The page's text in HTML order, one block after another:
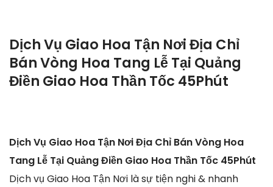
Dịch Vụ Giao Hoa Tận Nơi Địa Chỉ
Bán Vòng Hoa Tang Lễ Tại Quảng
Điền Giao Hoa Thần Tốc 45Phút
Dịch Vụ Giao Hoa Tận Nơi Địa Chỉ Bán Vòng Hoa
Tang Lễ Tại Quảng Điền Giao Hoa Thần Tốc 45Phút
Dịch vụ Giao Hoa Tận Nơi là sự tiện nghi & nhanh